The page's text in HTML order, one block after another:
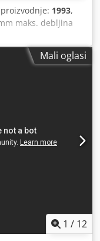
1993,
maks. debljina
12/18 m / min
autom. traka
lonac za ispiranje
upravljačke
duljina
prava na
prije nego što
ali vrijede samo u
Mali oglasi
1 / 12